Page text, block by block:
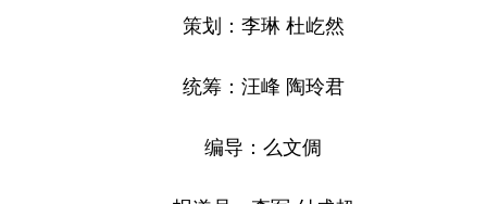
策划：李琳 杜屹然
统筹：汪峰 陶玲君
编导：么文倜